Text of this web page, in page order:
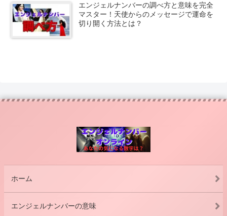
エンジェルナンバーの調べ方と意味を完全
マスター！天使からのメッセージで運命を
切り開く方法とは？
ホーム
エンジェルナンバーの意味